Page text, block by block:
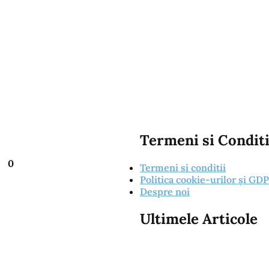
0
Termeni si
Termeni si conditii
Politica cookie-urilor și
Despre noi
Ultimele Articole